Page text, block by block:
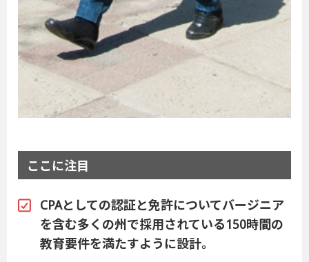
ここに注目
CPAとしての認証と免許についてバージニア
を含む多くの州で採用されている150時間の
教育要件を満たすように設計。